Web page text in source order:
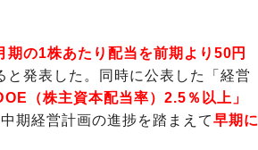
期の1株あたり配当を前期より50円
と発表した。同時に公表した「経営
（株主資本配当率）2.5％以上」
期経営計画の進捗を踏まえて早期に